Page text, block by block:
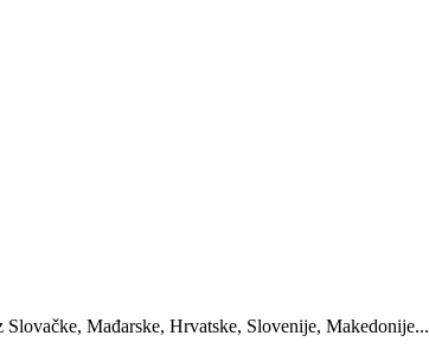
Mađarske, Hrvatske, Slovenije, Makedonije...